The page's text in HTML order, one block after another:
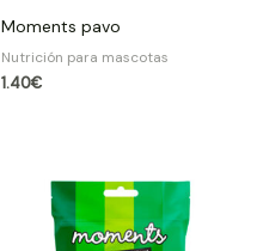
Moments pavo
Nutrición para mascotas
1.40€